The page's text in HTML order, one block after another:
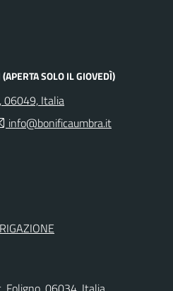
SOLO IL GIOVEDÌ)
06049, Italia
info@bonificaumbra.it